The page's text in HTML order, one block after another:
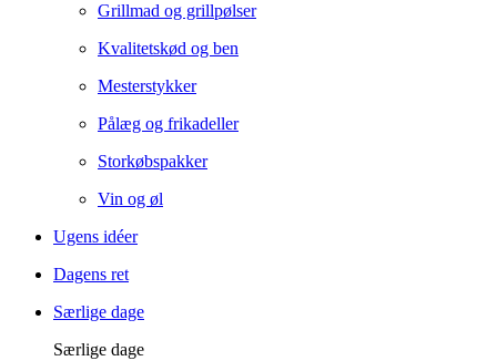
Grillmad og grillpølser
Kvalitetskød og ben
Mesterstykker
Pålæg og frikadeller
Storkøbspakker
Vin og øl
Ugens idéer
Dagens ret
Særlige dage
Særlige dage